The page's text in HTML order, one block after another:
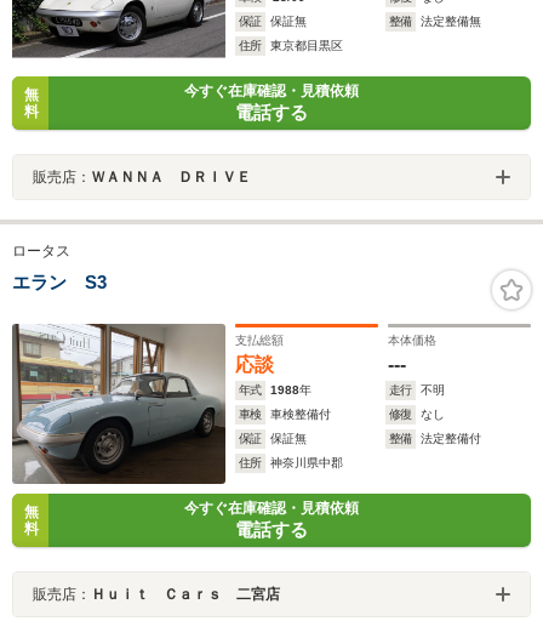
保証
保証無 整備
法定整備無
住所
東京都目黒区
無
料
今すぐ在庫確認・見積依頼
電話する
販売店： ＷＡＮＮＡ ＤＲＩＶＥ
ロータス
エラン S3
支払総額
応談
本体価格
---
年式 1988年 走行
不明
車検
車検整備付 修復
なし
保証
保証無 整備
法定整備付
住所
神奈川県中郡
無
料
今すぐ在庫確認・見積依頼
電話する
販売店： Ｈｕｉｔ Ｃａｒｓ 二宮店